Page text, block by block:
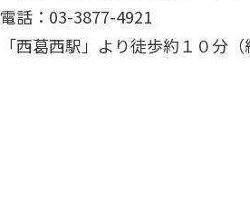
電話：03-3877-4921
「西葛西駅」より徒歩約１０分（